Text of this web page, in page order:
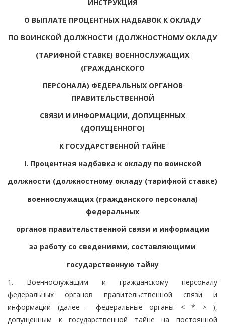
ИНСТРУКЦИЯ
О ВЫПЛАТЕ ПРОЦЕНТНЫХ НАДБАВОК К ОКЛАДУ
ПО ВОИНСКОЙ ДОЛЖНОСТИ (ДОЛЖНОСТНОМУ ОКЛАДУ
(ТАРИФНОЙ СТАВКЕ) ВОЕННОСЛУЖАЩИХ
(ГРАЖДАНСКОГО
ПЕРСОНАЛА) ФЕДЕРАЛЬНЫХ ОРГАНОВ
ПРАВИТЕЛЬСТВЕННОЙ
СВЯЗИ И ИНФОРМАЦИИ, ДОПУЩЕННЫХ
(ДОПУЩЕННОГО)
К ГОСУДАРСТВЕННОЙ ТАЙНЕ
I. Процентная надбавка к окладу по воинской
должности (должностному окладу (тарифной ставке)
военнослужащих (гражданского персонала)
федеральных
органов правительственной связи и информации
за работу со сведениями, составляющими
государственную тайну
1. Военнослужащим и гражданскому персоналу
федеральных органов правительственной связи и
информации (далее - федеральные органы < * > ),
допущенным к государственной тайне на постоянной